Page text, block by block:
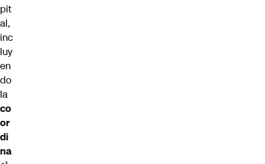
pit
al,
inc
luy
en
do
la
co
or
di
na